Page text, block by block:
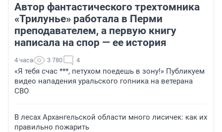
Автор фантастического трехтомника
«Трилунье» работала в Перми
преподавателем, а первую книгу
написала на спор — ее история
4 часа 3 780 4
«Я тебя счас ***, петухом поедешь в зону!» Публикуем
видео нападения уральского гопника на ветерана
СВО
В лесах Архангельской области много лисичек: как их
правильно пожарить